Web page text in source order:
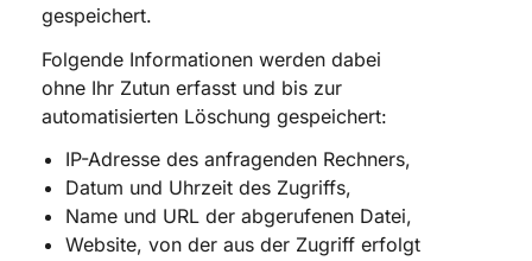
gespeichert.
Folgende Informationen werden dabei
ohne Ihr Zutun erfasst und bis zur
automatisierten Löschung gespeichert:
IP-Adresse des anfragenden Rechners,
Datum und Uhrzeit des Zugriffs,
Name und URL der abgerufenen Datei,
Website, von der aus der Zugriff erfolgt